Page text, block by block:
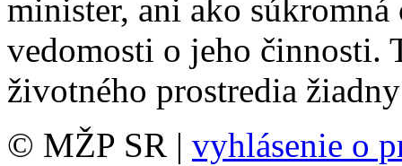
minister, ani ako súkromná
vedomosti o jeho činnosti.
životného prostredia
© MŽP SR | vyhlásenie o